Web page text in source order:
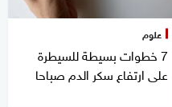
علوم
7 خطوات بسيطة للسيطرة
على ارتفاع سكر الدم صباحا